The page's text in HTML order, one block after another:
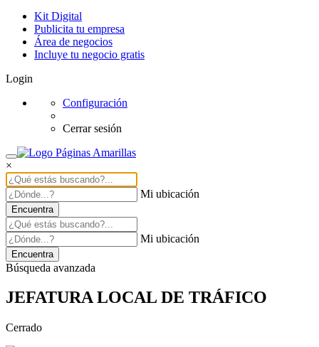
Kit Digital
Publicita tu empresa
Área de negocios
Incluye tu negocio gratis
Login
Configuración
Cerrar sesión
×
Mi ubicación
Encuentra
Mi ubicación
Encuentra
Búsqueda avanzada
JEFATURA LOCAL DE TRÁFICO
Cerrado